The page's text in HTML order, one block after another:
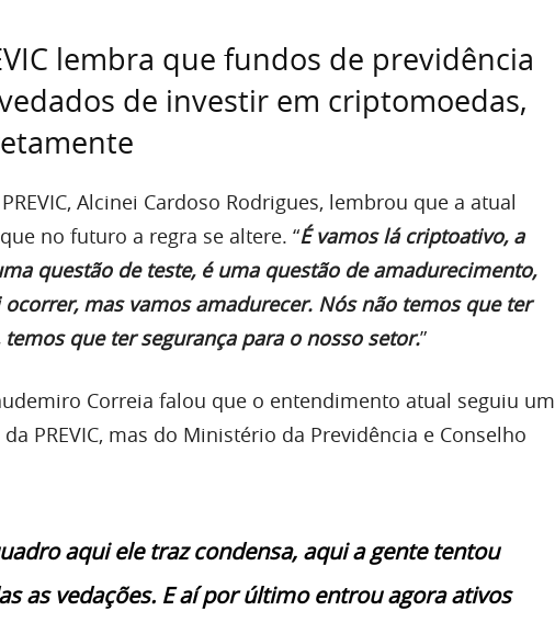
lembra que fundos de previdência
de investir em criptomoedas,
Alcinei Cardoso Rodrigues, lembrou que a atual
no futuro a regra se altere. “É vamos lá criptoativo, a
questão de teste, é uma questão de amadurecimento,
mas vamos amadurecer. Nós não temos que ter
temos que ter segurança para o nosso setor.”
Correia falou que o entendimento atual seguiu um
PREVIC, mas do Ministério da Previdência e Conselho
aqui ele traz condensa, aqui a gente tentou
as vedações. E aí por último entrou agora ativos